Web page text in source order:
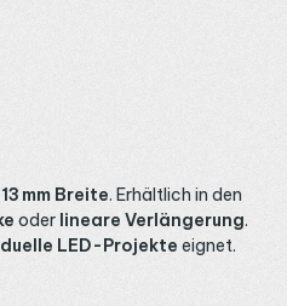
mm Breite. Erhältlich in den
oder lineare Verlängerung.
LED-Projekte eignet.